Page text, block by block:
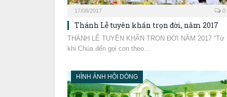
17/08/2017 0
Thánh Lễ tuyên khấn trọn đời, năm 2017
THÁNH LỄ TUYÊN KHẤN TRỌN ĐỜI NĂM 2017 “Từ
khi Chúa đến gọi con theo…
HÌNH ẢNH HỘI DÒNG